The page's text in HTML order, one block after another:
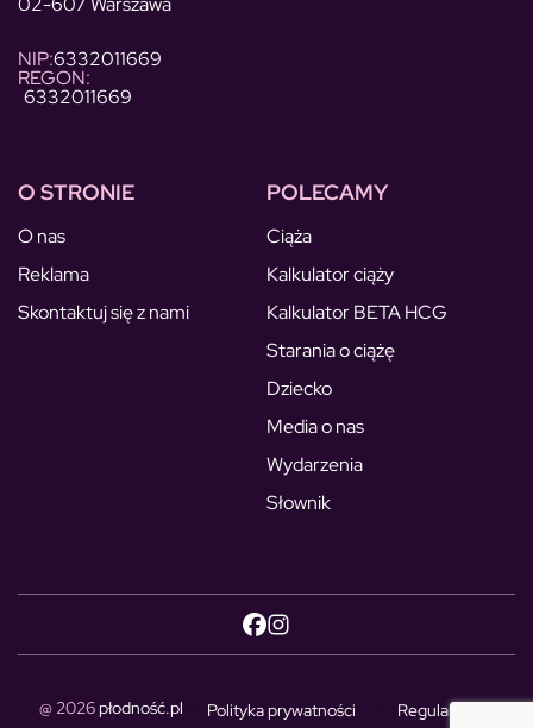
NIP:6332011669
REGON:
6332011669
O STRONIE
O nas
Reklama
Skontaktuj się z nami
POLECAMY
Ciąża
Kalkulator ciąży
Kalkulator BETA HCG
Starania o ciążę
Dziecko
Media o nas
Wydarzenia
Słownik
@ 2026płodność.pl Polityka prywatności Regulamin